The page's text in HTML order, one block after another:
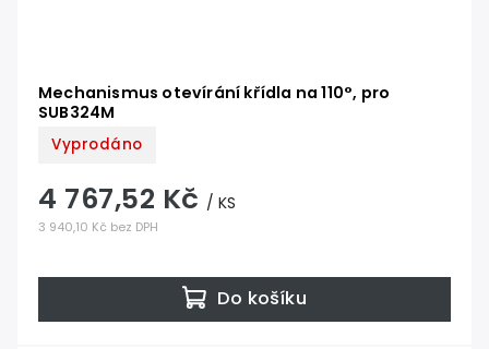
Mechanismus otevírání křídla na 110°, pro
SUB324M
Vyprodáno
3 940,10 Kč bez DPH
4 767,52 Kč / KS
Do košíku